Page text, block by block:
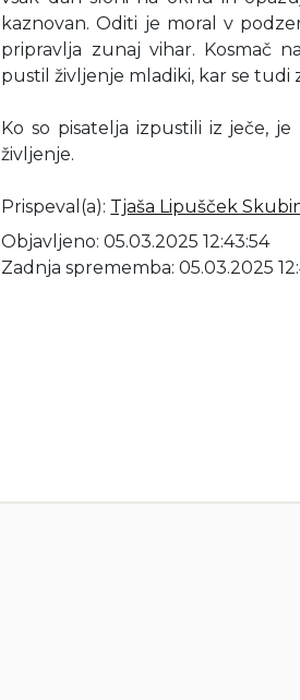
kaznovan. Oditi je moral v
pripravlja zunaj vihar. Kosmač
pustil življenje mladiki, kar se tudi
Ko so pisatelja izpustili iz ječe,
življenje.
Prispeval(a): Tjaša Lipušček
Objavljeno: 05.03.2025 12:43:54
Zadnja sprememba: 05.03.2025